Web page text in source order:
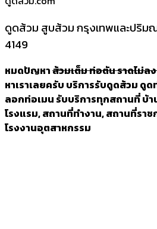
ดูดส้วม สูบส้วม กรุงเทพและปริม
4149
หมดปัญหาส้วมเต็ม ท่อตัน ราดไม่ล
หาเราเลยครับ บริการรับดูดส้วม ดู
ลอกท่อเมน รับบริการทุกสถานที่ บ้า
โรงแรม, สถานที่ทำงาน, สถานที่รา
โรงงานอุตสาหกรรม